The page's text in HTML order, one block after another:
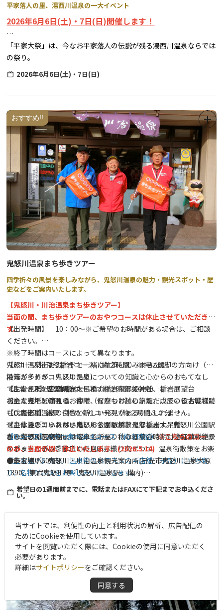
※ご参加の方には「焼き魚引換券」を１枚お渡しいたしま
す。魚のつかみどり体験後、焼いた魚(１匹)と交換いたします。
※10名様以上のご利用はお問い合わせください。鬼怒
川・川治温泉旅館協同組合(平日のみ)0288-77-1039
へ放流してください。
場合がございます。
・会場は自然の河川を利用しています。
濡れても良い服装(水着)・履物(ウォーターシューズ
等)でお越しください。
・網などの捕獲用具の使用、魚のお持ち帰りは禁止と
させていただきます。
※犬などペットはお断りさせていただきます。何卒、ご
理解をよろしくお願いいたします。
▶川治温泉（男鹿川）でも開催！
平家落人の里、湯西川温泉の一大イベント
2026年6月6日(土)・7日(日)開催します！
「平家大祭」は、今なお平家落人の伝説が残る湯西川温泉ならでは
の祭り。
琵琶演奏や雅楽など、平家に関する催しが繰り広げられ、いにしえ
の栄華がよみがえります。
６月６日（土） 前夜祭
20:15 壱太郎 太鼓演奏 （湯西川地区センター）
20:30 上臈（じょうろう）道中（湯西川温泉街）
６月７日（日） 平家大祭
10:00 赤間神宮神事（平家の里）
大祭の宴 （平家の里・伝習館）
10:45 赤間神宮 蘭陵王の舞
11:00 平 桜子 薩摩琵琶演奏①
11:30 Ren ケーナ演奏①
12:00 おさるランド＆アニタウン 伝統芸能猿まわし
12:30 壱太郎 太鼓演奏①
14:00 Ren ケーナ演奏②
15:00 壱太郎 太鼓演奏②
15:30 終宴
~~平家の里内にキッチンカーも出店します！~~
※「平家絵巻行列」は実施いたしません。それに伴い、姫役や侍役
の募集はございません。
2026年6月6日(土)・7日(日)
おすすめ!!
鬼怒川温泉まち歩きツアー
四季折々の風景を楽しみながら、鬼怒川温泉の魅力・観光スポット・歴
史などをご案内いたします。
【鬼怒川・川治温泉まち歩きツアー】
当面の間、まち歩きツアーのおやつコースは休止させていただきま
す。
鬼怒川温泉街をガイドと一緒に散策してみませんか。
地元ガイドが、鬼怒川温泉についての知識と心からのおもてなし
で、皆さまをご案内いたします。
初めて当地を訪れるお客様、何度もお越しいただいているお客様に
も、鬼怒川温泉の良さと新しい発見があるかもしれません。
ぜひ体験していただきたいおすすめツアーです。
春の桜の開花時期には桜の名所を、秋の紅葉の時期には紅葉の絶景
スポットなど、季節ごとの見所も織り交ぜつつ、温泉街散策をお楽
しみ下さい。
【出発時間】 10：00～※ご希望のお時間がある場合は、ご相談
ください。
※終了時間はコースによって異なります。
【Aコース】鬼怒楯岩コース（約２時間）※特に健脚の方向け（階
段等が多めのコースのため）
《主な見所》鬼怒楯岩大吊橋、楯岩鬼怒姫神社、楯岩展望台
お一人様：500円
【Bコース】歴史探訪コース（約２時間３０分）
《主な見所》滝見橋、仲附（なかつけ）の旅籠、戊辰の役古戦場跡
（戊辰街道）
※こちらのコースは、鬼怒川公園駅解散となります。鬼怒川公園駅
から鬼怒川温泉駅まで電車でお戻りになる場合は、別途電車代がか
かります。予めご了承ください。
お一人様：500円
【Cコース】絶景・橋めぐりコース（約２時間３０分）
《主な見所》ふれあい橋、くろがね橋、鬼怒楯岩大吊橋
お一人様：500円
【Dコース】おやつ食べ歩きコース（約３時間）※こちらのコース
のみ、当面の間、休止いたします。(2026.5.14)
《主な見所》鬼怒川温泉街のおススメの４店舗（予定）に立ち寄
り、名物グルメをお楽しみいただきます。
※こちらのコースは水曜日お休みです。
お一人様：800円
●集合場所：鬼怒川・川治温泉観光案内所(日光市鬼怒川温泉大原
1390、東武鬼怒川線「鬼怒川温泉駅」構内)
※令和８年４月１日より集合場所(受付)が変更となりました。
●参加費：お一人様 500円～800円 (ガイド事業協力金として、
●参加特典：参加者には、参加特典あり。☆内容は、当日までお楽
しみ!!
●申込方法：参加ご希望の方は、希望日の1週間前までに、電話ま
たはFAXにて下記までお申込ください。(１週間以内の場合は、ご相
談させていただきますので、お電話でお申し込みください)
●お問い合わせ：一般社団法人 日光市観光協会 TEL:0288-22-
受付時間 9時～17時(年中無休)
希望日の1週間前までに、電話またはFAXにて下記までお申込くださ
い。
当サイトでは、利便性の向上と利用状況の解析、広告配信の
ためにCookieを使用しています。
サイトを閲覧いただく際には、Cookieの使用に同意いただく
必要があります。
詳細はサイトポリシーをご確認ください。
同意する